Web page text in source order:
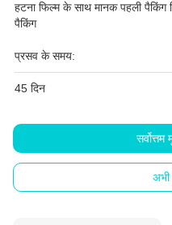
हटना फिल्म के साथ मानक पहली पैकिंग
पैकिंग
प्रसव के समय:
45 दिन
अभी